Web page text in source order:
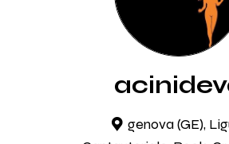
genova (GE),